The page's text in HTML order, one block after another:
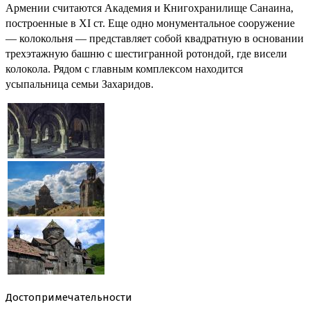
Армении считаются Академия и Книгохранилище Санаина,
построенные в XI ст. Еще одно монументальное сооружение
— колокольня — представляет собой квадратную в основании
трехэтажную башню с шестигранной ротондой, где висели
колокола. Рядом с главным комплексом находится
усыпальница семьи Захаридов.
Достопримечательности